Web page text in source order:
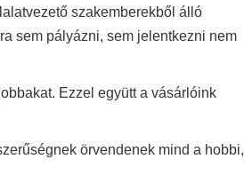
szakemberekből álló
sem pályázni, sem jelentkezni nem
Ezzel együtt a vásárlóink
örvendenek mind a hobbi,